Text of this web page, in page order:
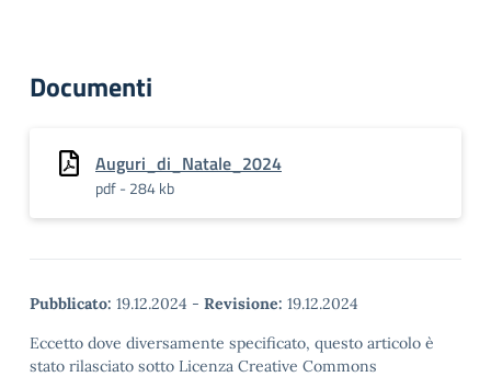
Documenti
Auguri_di_Natale_2024
pdf - 284 kb
Pubblicato: 19.12.2024 - Revisione: 19.12.2024
Eccetto dove diversamente specificato, questo articolo è
stato rilasciato sotto Licenza Creative Commons